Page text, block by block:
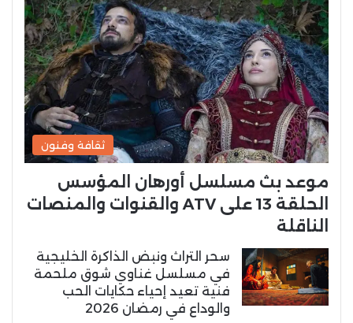
ثقافة وفنون
موعد بث مسلسل أورهان المؤسس
الحلقة 13 على ATV والقنوات والمنصات
الناقلة
سحر التراث ونبض الذاكرة الخليجية
في مسلسل غناوي شوق ملحمة
فنية تعيد إحياء حكايات الحب
والوداع في رمضان 2026